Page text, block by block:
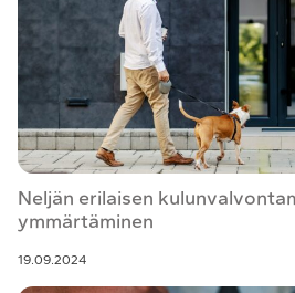
Neljän erilaisen
ymmärtäminen
19.09.2024